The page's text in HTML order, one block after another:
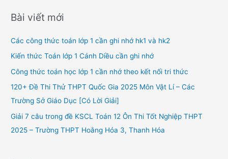
r
h
f
o
Bài viết mới
Các công thức toán lớp 1 cần ghi nhớ hk1 và hk2
Kiến thức Toán lớp 1 Cánh Diều cần ghi nhớ
Công thức toán học lớp 1 cần nhớ theo kết nối tri thức
120+ Đề Thi Thử THPT Quốc Gia 2025 Môn Vật Lí – Các
Trường Sở Giáo Dục [Có Lời Giải]
Giải 7 câu trong đề KSCL Toán 12 Ôn Thi Tốt Nghiệp THPT
2025 – Trường THPT Hoằng Hóa 3, Thanh Hóa